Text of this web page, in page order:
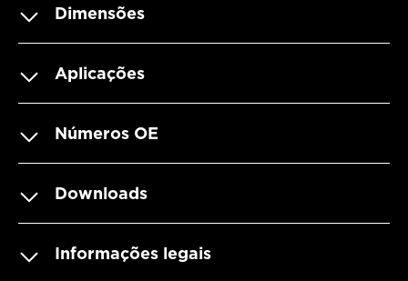
Dimensões
Aplicações
Números OE
Downloads
Informações legais